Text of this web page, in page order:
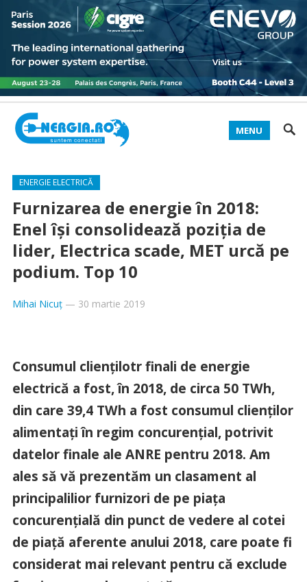
MENU
ENERGIE ELECTRICĂ
Furnizarea de energie în 2018:
Enel îşi consolidează poziţia de
lider, Electrica scade, MET urcă pe
podium. Top 10
Mihai Nicuț— 30 martie 2019
Consumul clienţilotr finali de energie
electrică a fost, în 2018, de circa 50 TWh,
din care 39,4 TWh a fost consumul clienţilor
alimentaţi în regim concurenţial, potrivit
datelor finale ale ANRE pentru 2018. Am
ales să vă prezentăm un clasament al
principalilior furnizori de pe piaţa
concurenţială din punct de vedere al cotei
de piaţă aferente anului 2018, care poate fi
considerat mai relevant pentru că exclude